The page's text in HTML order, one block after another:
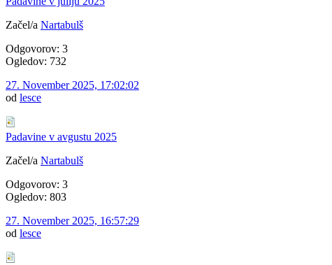
Začel/a Nartabulš
Odgovorov: 3
Ogledov: 732
27. November 2025, 17:02:02
od lesce
Padavine v avgustu 2025
Začel/a Nartabulš
Odgovorov: 3
Ogledov: 803
27. November 2025, 16:57:29
od lesce